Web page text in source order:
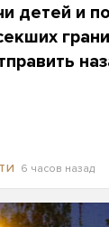
детей и
6 часов назад